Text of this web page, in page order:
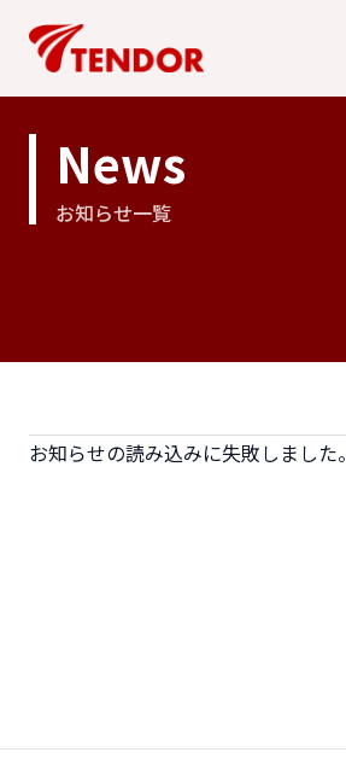
News
お知らせ一覧
お知らせの読み込みに失敗しました。